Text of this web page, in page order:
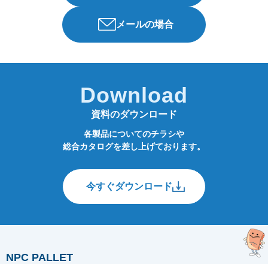
メールの場合
Download
資料のダウンロード
各製品についてのチラシや
総合カタログを差し上げております。
今すぐダウンロード
NPC PALLET